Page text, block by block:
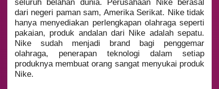
seluruh belahan dunia. Perusahaan Nike berasal
dari negeri paman sam, Amerika Serikat. Nike tidak
hanya menyediakan perlengkapan olahraga seperti
pakaian, produk andalan dari Nike adalah sepatu.
Nike sudah menjadi brand bagi penggemar
olahraga, penerapan teknologi dalam setiap
produknya membuat orang sangat menyukai produk
Nike.